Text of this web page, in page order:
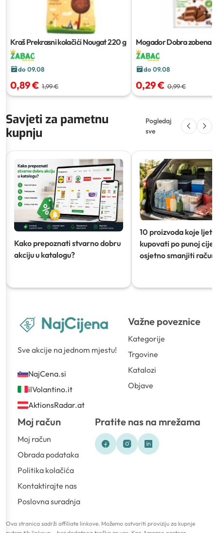
Kraš Prekrasni kolačići Nougat220 g
do 09.08
0,89 € 1,99 €
Mogador Dobra zobena
do 09.08
0,29 € 0,99 €
Savjeti za pametnu
kupnju
Pogledaj
sve
Kako prepoznati stvarno dobru
akciju u katalogu?
10 proizvoda koje ljeti
kupovati po punoj
osjetno smanjiti račun)
Sve akcije na jednom mjestu!
NajCena.si
ilVolantino.it
AktionsRadar.at
Važne poveznice
Kategorije
Trgovine
Katalozi
Objave
Moj račun
Moj račun
Obrada podataka
Politika kolačića
Kontaktirajte nas
Poslovna suradnja
Pratite nas na mrežama
Ova stranica sadrži affiliate linkove. Možemo ostvariti proviziju za kupnje